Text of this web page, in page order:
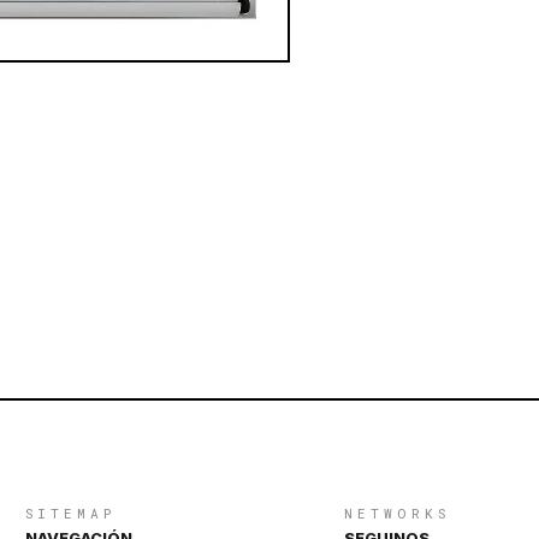
SITEMAP
NETWORKS